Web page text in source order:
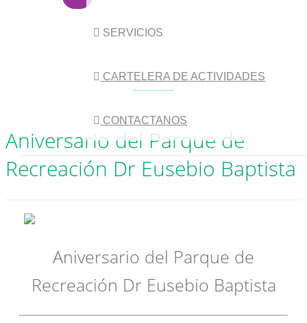
SERVICIOS
CARTELERA DE ACTIVIDADES
CONTACTANOS
Aniversario del Parque de
Recreación Dr Eusebio Baptista
Aniversario del Parque de
Recreación Dr Eusebio Baptista